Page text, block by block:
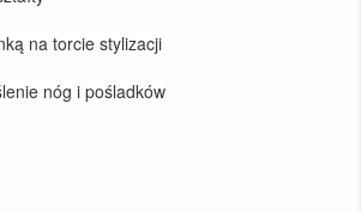
na torcie stylizacji
nóg i pośladków